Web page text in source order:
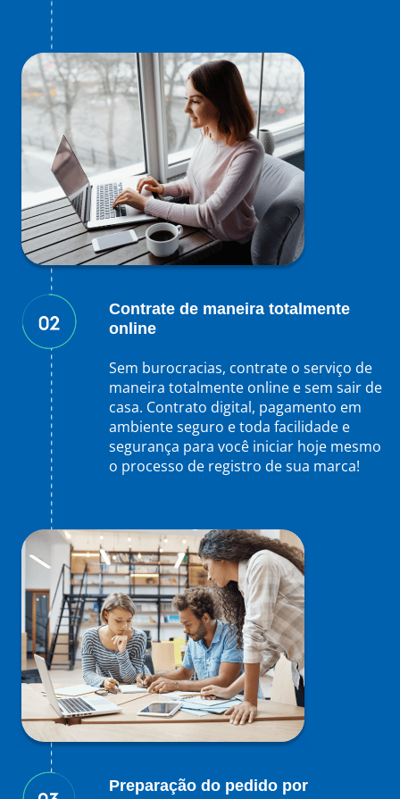
Contrate de maneira totalmente
online
Sem burocracias, contrate o serviço de
maneira totalmente online e sem sair de
casa. Contrato digital, pagamento em
ambiente seguro e toda facilidade e
segurança para você iniciar hoje mesmo
o processo de registro de sua marca!
Preparação do pedido por